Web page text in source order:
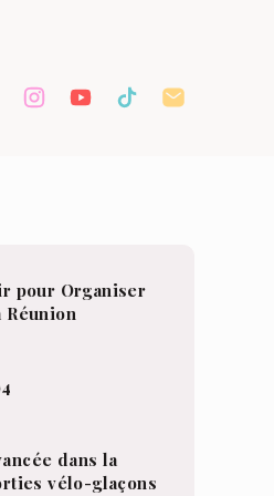
pour Organiser
Réunion
dans la
vélo-glaçons